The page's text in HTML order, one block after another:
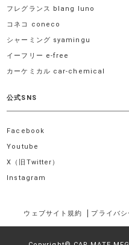
フレグランス blang luno
コネコ coneco
シャーミング syamingu
イーフリー e-free
カーケミカル car-chemical
公式SNS
Facebook
Youtube
X（旧Twitter）
Instagram
ウェブサイト規約 プライバ